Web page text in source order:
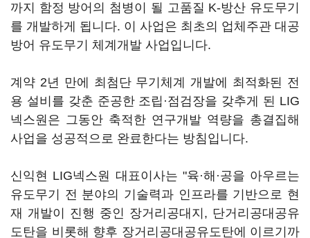
까지 함정 방어의 첨병이 될 고품질 K-방산 유도무기
를 개발하게 됩니다. 이 사업은 최초의 업체주관 대공
방어 유도무기 체계개발 사업입니다.
계약 2년 만에 최첨단 무기체계 개발에 최적화된 전
용 설비를 갖춘 준공한 조립·점검장을 갖추게 된 LIG
넥스원은 그동안 축적한 연구개발 역량을 총결집해
사업을 성공적으로 완료한다는 방침입니다.
신익현 LIG넥스원 대표이사는 "육·해·공을 아우르는
유도무기 전 분야의 기술력과 인프라를 기반으로 현
재 개발이 진행 중인 장거리공대지, 단거리공대공유
도탄을 비롯해 향후 장거리공대공유도탄에 이르기까